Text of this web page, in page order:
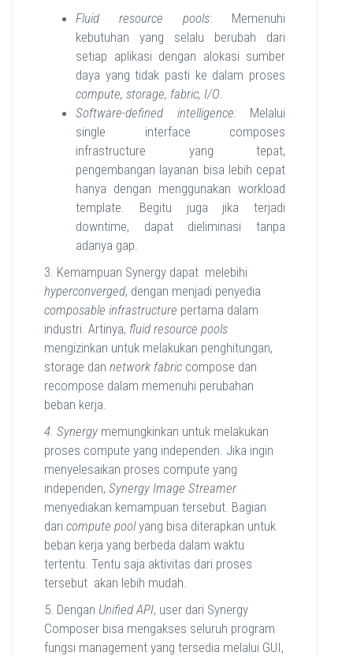
Fluid resource pools: Memenuhi
kebutuhan yang selalu berubah dari
setiap aplikasi dengan alokasi sumber
daya yang tidak pasti ke dalam proses
compute, storage, fabric, I/O.
Software-defined intelligence:Melalui
single interface composes
infrastructure yang tepat,
pengembangan layanan bisa lebih cepat
hanya dengan menggunakan workload
template. Begitu juga jika terjadi
downtime, dapat dieliminasi tanpa
adanya gap.
3. Kemampuan Synergy dapat melebihi
hyperconverged, dengan menjadi penyedia
composable infrastructure pertama dalam
industri. Artinya, fluid resource pools
mengizinkan untuk melakukan penghitungan,
storage dan network fabric compose dan
recompose dalam memenuhi perubahan
beban kerja.
4. Synergy memungkinkan untuk melakukan
proses compute yang independen. Jika ingin
menyelesaikan proses compute yang
independen, Synergy Image Streamer
menyediakan kemampuan tersebut. Bagian
dari compute poolyang bisa diterapkan untuk
beban kerja yang berbeda dalam waktu
tertentu. Tentu saja aktivitas dari proses
tersebut akan lebih mudah.
5. Dengan Unified API, user dari Synergy
Composer bisa mengakses seluruh program
fungsi management yang tersedia melalui GUI,